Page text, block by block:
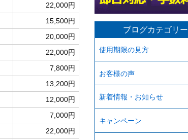
22,000円
15,500円
20,000円
22,000円
7,800円
13,200円
12,000円
7,000円
22,000円
ブログカテゴリー
使用期限の見方
お客様の声
新着情報・お知らせ
キャンペーン